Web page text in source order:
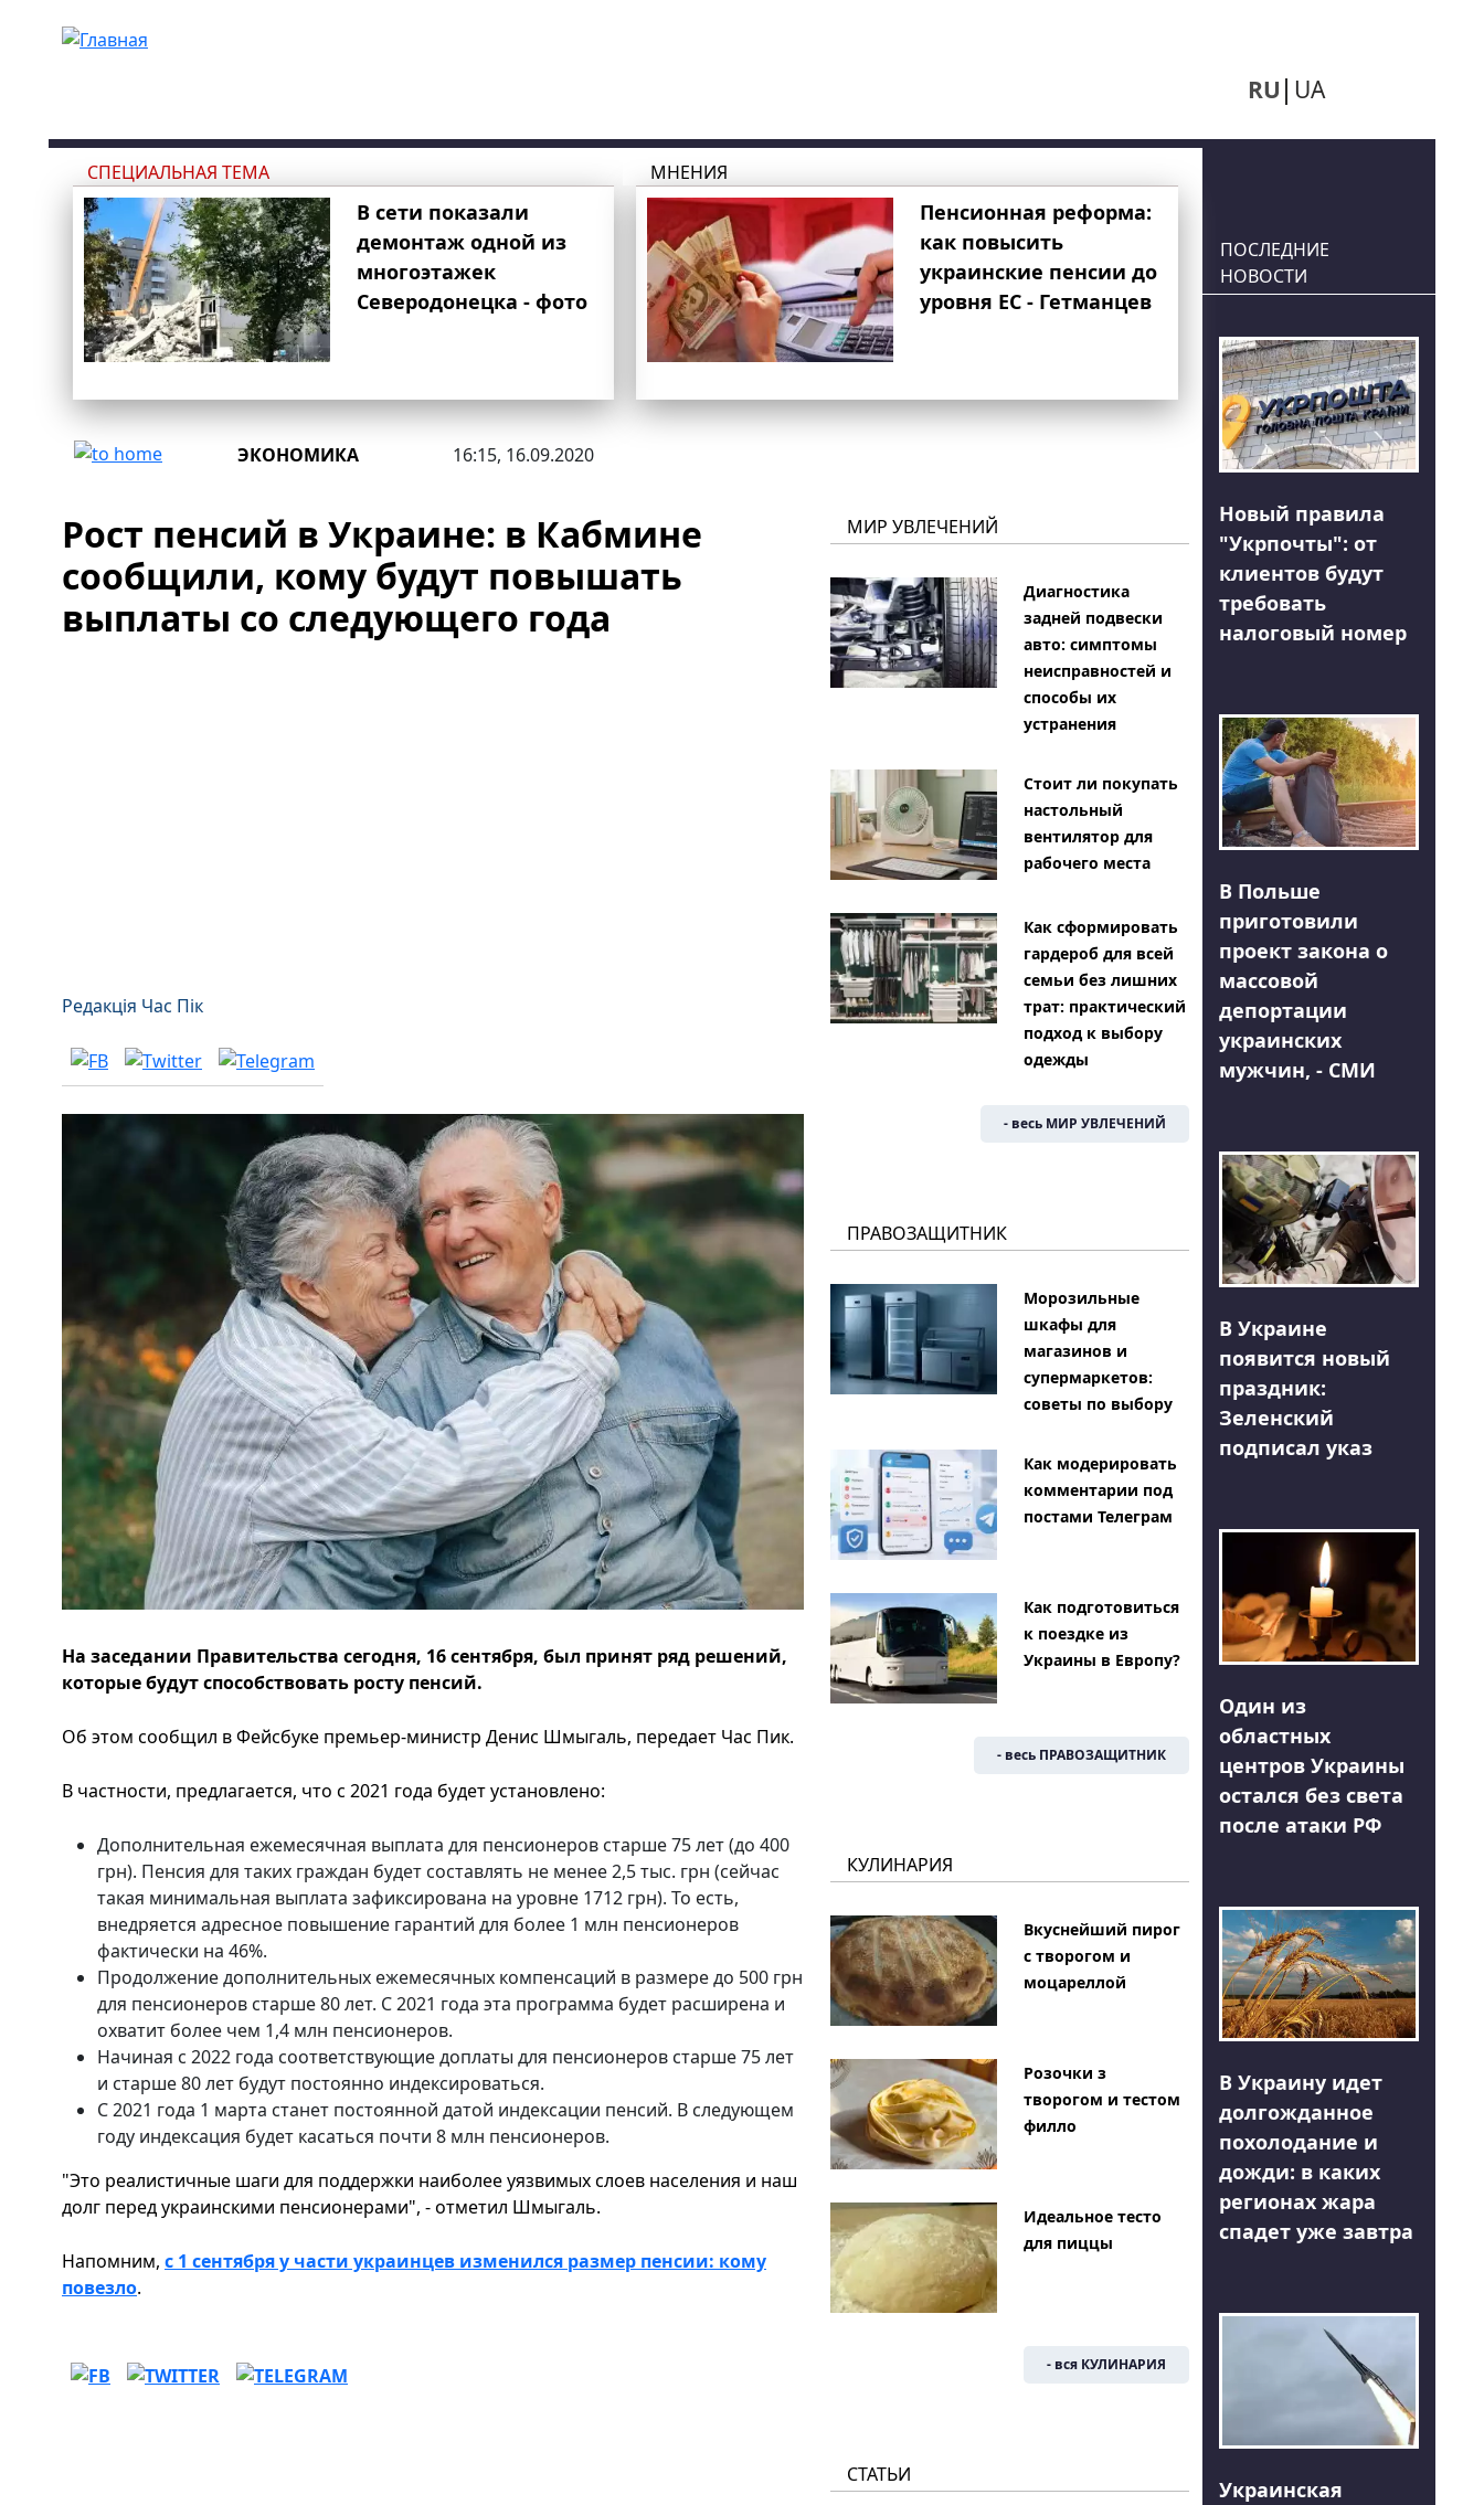
RU UA
СПЕЦИАЛЬНАЯ ТЕМА
В сети показали
демонтаж одной из
многоэтажек
Северодонецка - фото
МНЕНИЯ
Пенсионная реформа:
как повысить
украинские пенсии до
уровня ЕС - Гетманцев
ЭКОНОМИКА 16:15, 16.09.2020
Рост пенсий в Украине: в Кабмине
сообщили, кому будут повышать
выплаты со следующего года
Редакція Час Пік
На заседании Правительства сегодня, 16 сентября, был принят ряд решений,
которые будут способствовать росту пенсий.
Об этом сообщил в Фейсбуке премьер-министр Денис Шмыгаль, передает Час Пик.
В частности, предлагается, что с 2021 года будет установлено:
Дополнительная ежемесячная выплата для пенсионеров старше 75 лет (до 400
грн). Пенсия для таких граждан будет составлять не менее 2,5 тыс. грн (сейчас
такая минимальная выплата зафиксирована на уровне 1712 грн). То есть,
внедряется адресное повышение гарантий для более 1 млн пенсионеров
фактически на 46%.
Продолжение дополнительных ежемесячных компенсаций в размере до 500 грн
для пенсионеров старше 80 лет. С 2021 года эта программа будет расширена и
охватит более чем 1,4 млн пенсионеров.
Начиная с 2022 года соответствующие доплаты для пенсионеров старше 75 лет
и старше 80 лет будут постоянно индексироваться.
С 2021 года 1 марта станет постоянной датой индексации пенсий. В следующем
году индексация будет касаться почти 8 млн пенсионеров.
"Это реалистичные шаги для поддержки наиболее уязвимых слоев населения и наш
долг перед украинскими пенсионерами", - отметил Шмыгаль.
Напомним, с 1 сентября у части украинцев изменился размер пенсии: кому
повезло.
МИР УВЛЕЧЕНИЙ
Диагностика
задней подвески
авто: симптомы
неисправностей и
способы их
устранения
Стоит ли покупать
настольный
вентилятор для
рабочего места
Как сформировать
гардероб для всей
семьи без лишних
трат: практический
подход к выбору
одежды
- весь МИР УВЛЕЧЕНИЙ
ПРАВОЗАЩИТНИК
Морозильные
шкафы для
магазинов и
супермаркетов:
советы по выбору
Как модерировать
комментарии под
постами Телеграм
Как подготовиться
к поездке из
Украины в Европу?
- весь ПРАВОЗАЩИТНИК
КУЛИНАРИЯ
Вкуснейший пирог
с творогом и
моцареллой
Розочки з
творогом и тестом
филло
Идеальное тесто
для пиццы
- вся КУЛИНАРИЯ
СТАТЬИ
ПОСЛЕДНИЕ
НОВОСТИ
Новый правила
"Укрпочты": от
клиентов будут
требовать
налоговый номер
В Польше
приготовили
проект закона о
массовой
депортации
украинских
мужчин, - СМИ
В Украине
появится новый
праздник:
Зеленский
подписал указ
Один из
областных
центров Украины
остался без света
после атаки РФ
В Украину идет
долгожданное
похолодание и
дожди: в каких
регионах жара
спадет уже завтра
Украинская